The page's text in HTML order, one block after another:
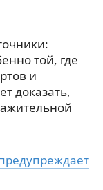
той, где
и
доказать,